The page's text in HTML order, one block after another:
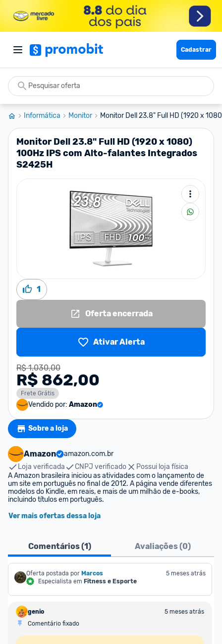
Cadastrar
Informática Monitor Monitor Dell 23.8" Full HD (1920 x
Monitor Dell 23.8" Full HD (1920 x 1080)
100Hz IPS com Alto-falantes Integrados
S2425H
1
Oferta encerrada
Ativar Alerta
R$ 1.030,00
R$ 862,00
Frete Grátis
Vendido por: Amazon
Sobre a loja
Amazon
amazon.com.br
Loja verificada
CNPJ verificado
Possui loja física
A Amazon brasileira iniciou as atividades com o lançamento de
um site em português no final de 2012. A página vende diferentes
modelos do Kindle, em reais, e mais de um milhão de e-books,
incluindo títulos em português.
Ver mais ofertas dessa loja
Comentários (1) Avaliações (0)
Oferta postada por Marcos
Especialista em Fitness e Esporte
5 meses atrás
genio
5 meses atrás
Comentário fixado